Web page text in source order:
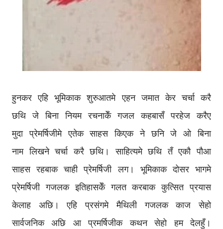
हुनकर एहि भूमिकाक शुरुआतमे एहन जमात केर चर्चा करै
छथि जे बिना नियम रचनाकेँ गजल कहबासँ परहेज करैए
मुदा प्रेमर्षिजीमे एतेक साहस किएक ने छनि जे ओ बिना
नाम लिखने चर्चा करै छथि। साहित्यमे छथि तँ एकौ पौआ
साहस रहबाक चाही प्रेमर्षिजी लग। भूमिकाक दोसर भागमे
प्रेमर्षिजी गजलक इतिहासकेँ गलत करबाक कुत्सित प्रयास
केलाह अछि। एहि प्रसंगमे मैथिली गजलक काज सेहो
सार्वजनिक अछि आ प्रमर्षिजीक कथन सेहो हम देलहुँ।